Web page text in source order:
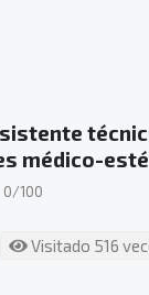
médico-
0/100
Visitado 516